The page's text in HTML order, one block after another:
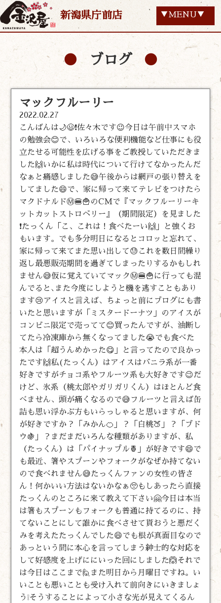
新潟県庁前店 ▼MENU▼
ブログ
マックフルーリー
2022.02.27
こんばんは🌙😃❗佐々木です😉今日は午前中スマホ
の勉強会😊で、いろいろな便利機能など仕事にも役
立たせる可能性を広げる事をご教授していただきま
した🙌いかに私は時代について行けてなかったんだ
なぁと痛感しました😅午後からは網戸の張り替えを
してました😄で、家に帰って来てテレビをつけたら
マクドナルドⓂ️🍔🍟のCMで『マックフルーリーキ
ットカットストロベリー』（期間限定）を見ました
❗たっくん「こ、これは！食べたーい🙌」と強くお
もいます。でも多分明日になるとコロッと忘れて、
家に帰って来てまた思い出して😓これを数日間繰り
返し最悪販売期間を過ぎてしまったりするかもしれ
ません😅仮に覚えていてマックⓂ️🍔🍟に行っても混
んでると､また今度にしようと機を逃すこともあり
ます😢アイスと言えば、ちょっと前にブログにも書
いたと思いますが「ミスタードーナツ」のアイスが
コンビニ限定で売ってて😊買ったんですが、油断し
てたら冷凍庫から無くなってました😭でも食べた
本人は「超うんめかった😋」と言ってたので良かっ
たです🙌私(たっくん）はアイスはバニラ系が一番
好きですがチョコ系やフルーツ系も大好きです😉だ
けど、氷系（桃太郎やガリガリくん）はほとんど食
べません、頭が痛くなるので😅フルーツと言えば缶
詰も思い浮かぶ方もいらっしゃると思いますが、何
が好きですか？「みかん🍊」？「白桃🍑」？「ブド
ウ🍇」？まだまだいろんな種類がありますが、私
（たっくん）は「パイナップル🍍」が好きです😄で
も最近、箸やスプーンやフォークがなぜか持てない
ので食べれません😅たっくんファンの女性の皆さ
ん！何かいい方法はないかなぁ🥺もしあったら直接
たっくんのところに来て教えて下さい🤗今日は本当
は箸もスプーンもフォークも普通に持てるのに、持
てないことにして誰かに食べさせて貰おうと悪だく
みを考えたたっくんでした😄でも根が真面目なので
あっという間に本心を言ってしまう紳士的な対応を
して好感度を上げににいった回にしました🙆それで
は今日はここまで🙋また明日から月曜日ですね。い
いことも悪いことも受け入れて前向きにいきましょ
う❕そうすることによって小さな光が見えてくるん